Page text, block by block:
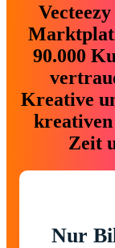
90.000
Kreative
kreativen
Zeit
Nur